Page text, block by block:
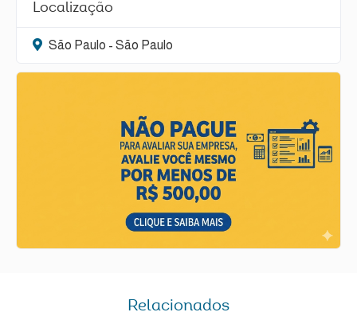
Localização
São Paulo - São Paulo
Relacionados